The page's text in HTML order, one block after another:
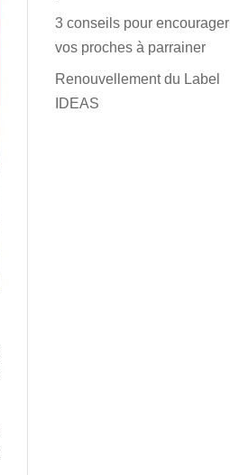
3 conseils pour encourager
vos proches à parrainer
Renouvellement du Label
IDEAS